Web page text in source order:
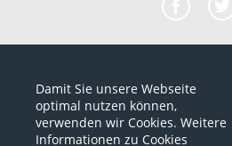
*alle Preise sind netto Preise
© 2012-2026 www.dropshipping-
Damit Sie unsere Webseite
optimal nutzen können,
verwenden wir Cookies. Weitere
Informationen zu Cookies